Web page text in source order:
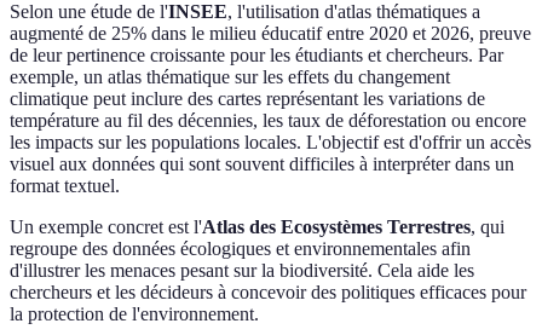
Selon une étude de l'INSEE, l'utilisation d'atlas thématiques a
augmenté de 25% dans le milieu éducatif entre 2020 et 2026, preuve
de leur pertinence croissante pour les étudiants et chercheurs. Par
exemple, un atlas thématique sur les effets du changement
climatique peut inclure des cartes représentant les variations de
température au fil des décennies, les taux de déforestation ou encore
les impacts sur les populations locales. L'objectif est d'offrir un accès
visuel aux données qui sont souvent difficiles à interpréter dans un
format textuel.
Un exemple concret est l'Atlas des Ecosystèmes Terrestres, qui
regroupe des données écologiques et environnementales afin
d'illustrer les menaces pesant sur la biodiversité. Cela aide les
chercheurs et les décideurs à concevoir des politiques efficaces pour
la protection de l'environnement.